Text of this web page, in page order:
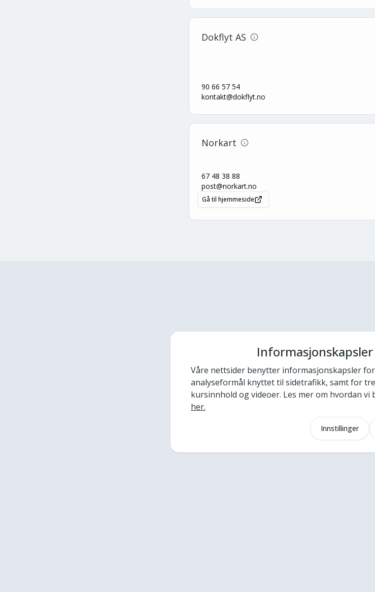
Dokflyt AS
90 66 57 54
kontakt@dokflyt.no
Norkart
67 48 38 88
post@norkart.no
Gå til hjemmeside
Informasjonskapsler
Våre nettsider benytter informasjonskapsler
analyseformål knyttet til sidetrafikk, samt for
kursinnhold og videoer. Les mer om hvordan
her.
Innstillinger